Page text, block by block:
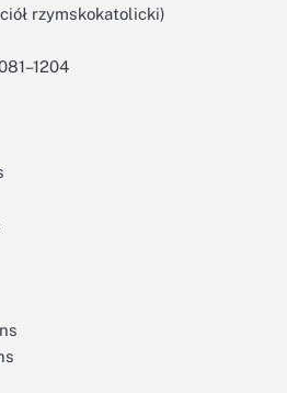
rzymskokatolicki)